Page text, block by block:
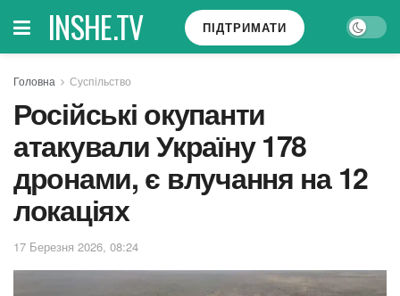
INSHE.TV ПІДТРИМАТИ
Головна Суспільство
Російські окупанти
атакували Україну 178
дронами, є влучання на 12
локаціях
17 Березня 2026, 08:24